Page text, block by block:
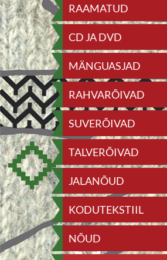
RAAMATUD
CD JA DVD
MÄNGUASJAD
RAHVARÕIVAD
SUVERÕIVAD
TALVERÕIVAD
JALANÕUD
KODUTEKSTIIL
NÕUD